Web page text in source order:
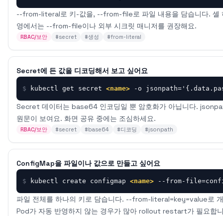
--from-literal로 키-값을, --from-file로 파일 내용을 담습니다. 셸
영에서는 --from-file이나 외부 시크릿 매니저를 권장해요.
RBAC/보안 #secret #생성 #from-literal
Secret에 든 값을 디코딩해서 보고 싶어요
$ kubectl get secret <name> -o
Secret 데이터는 base64 인코딩일 뿐 암호화가 아닙니다.
원문이 보여요. 화면 공유 중에는 조심하세요.
RBAC/보안 #secret #base64 #디코딩 #jsonpath
ConfigMap을 파일이나 값으로 만들고 싶어요
$ kubectl create configmap <name> --from-
파일 전체를 하나의 키로 담습니다. --from-literal=key=value로
Pod가 자동 반영하지 않는 경우가 많아 rollout restart가 필요합